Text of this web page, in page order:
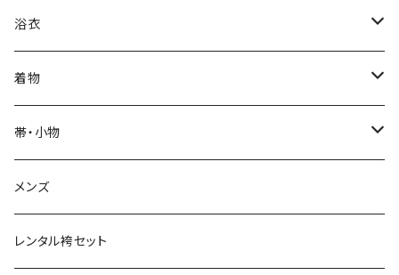
単衣
袷
浴衣
レディース
メンズ
帯
名古屋帯
半巾帯
羽織・コート
羽織
コート
草履・下駄
草履
小物
IKS COLLECTION
JUNKO KOSHINO
撫松庵
モダンアンテナ
ROBE JAPONICA
浴衣
レディース浴衣
メンズ浴衣
球団承認カープ浴衣
サンフレッチェ広島浴衣
着物
着物
単衣
袷
羽織・コート
羽織
帯・小物
帯
名古屋帯
小物
メンズ
レンタル袴セット